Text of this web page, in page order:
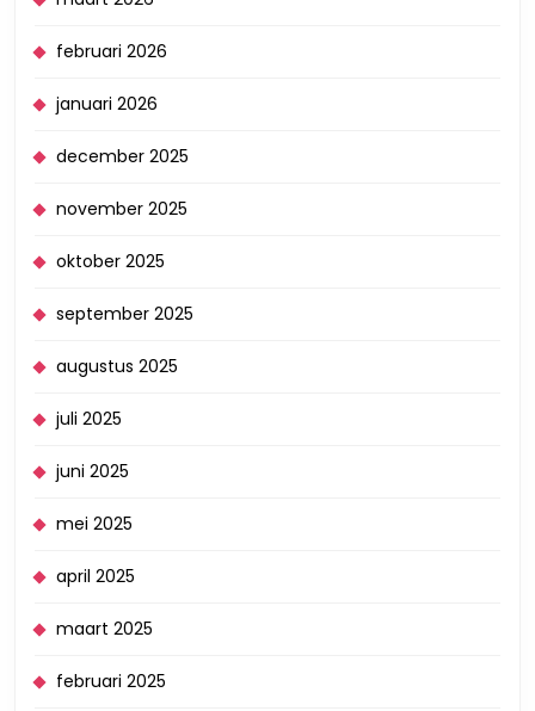
februari 2026
januari 2026
december 2025
november 2025
oktober 2025
september 2025
augustus 2025
juli 2025
juni 2025
mei 2025
april 2025
maart 2025
februari 2025